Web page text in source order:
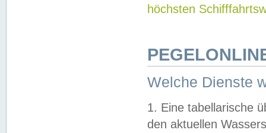
höchsten
Welche Dienste
1. Eine tabellarische
den aktuellen